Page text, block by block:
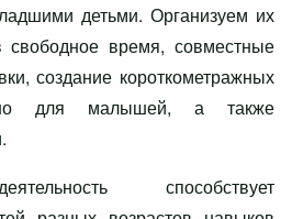
детьми. Организуем их
свободное время, совместные
создание короткометражных
для малышей, а также
способствует